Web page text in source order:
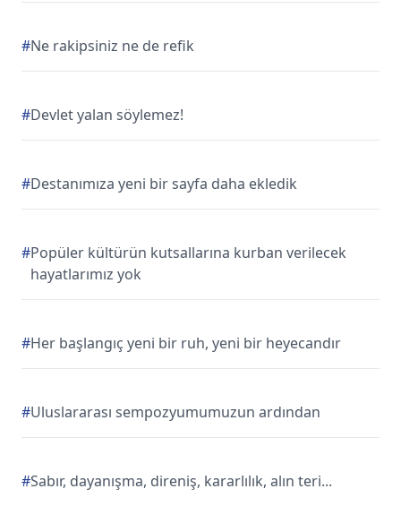
#Ne rakipsiniz ne de refik
#Devlet yalan söylemez!
#Destanımıza yeni bir sayfa daha ekledik
#Popüler kültürün kutsallarına kurban verilecek
hayatlarımız yok
#Her başlangıç yeni bir ruh, yeni bir heyecandır
#Uluslararası sempozyumumuzun ardından
#Sabır, dayanışma, direniş, kararlılık, alın teri...